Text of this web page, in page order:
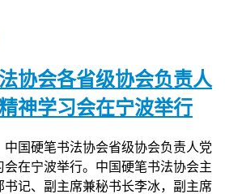
协会各省级协会负责人
神学习会在宁波举行
中国硬笔书法协会省级协会负责人党
会在宁波举行。中国硬笔书法协会主
书记、副主席兼秘书长李冰，副主席